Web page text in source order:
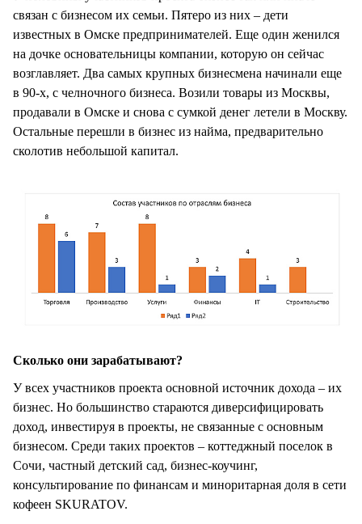
связан с бизнесом их семьи. Пятеро из них – дети
известных в Омске предпринимателей. Еще один женился
на дочке основательницы компании, которую он сейчас
возглавляет. Два самых крупных бизнесмена начинали еще
в 90-х, с челночного бизнеса. Возили товары из Москвы,
продавали в Омске и снова с сумкой денег летели в Москву.
Остальные перешли в бизнес из найма, предварительно
сколотив небольшой капитал.
Сколько они зарабатывают?
У всех участников проекта основной источник дохода – их
бизнес. Но большинство стараются диверсифицировать
доход, инвестируя в проекты, не связанные с основным
бизнесом. Среди таких проектов – коттеджный поселок в
Сочи, частный детский сад, бизнес-коучинг,
консультирование по финансам и миноритарная доля в сети
кофеен SKURATOV.